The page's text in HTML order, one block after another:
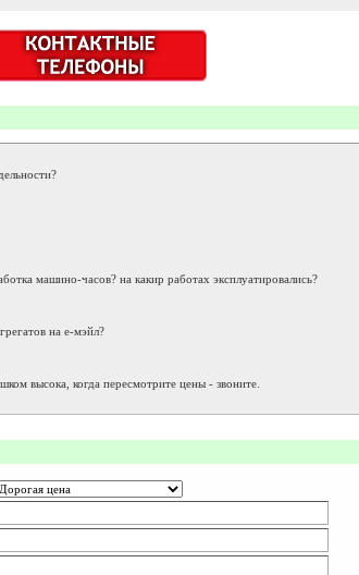
машино-часов? на какир работах эксплуатировались?
на е-мэйл?
высока, когда пересмотрите цены - звоните.